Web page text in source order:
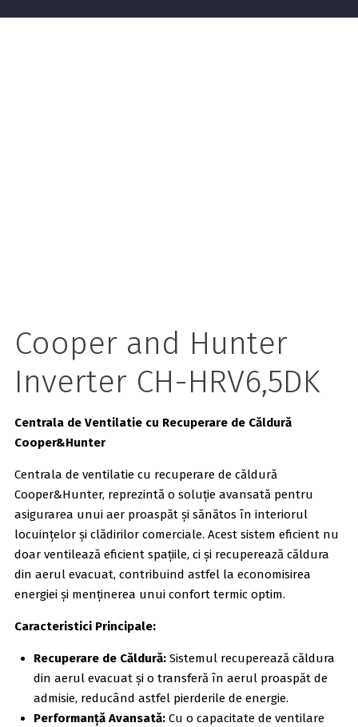
Cooper and Hunter
Inverter CH-HRV6,5DK
Centrala de Ventilatie cu Recuperare de Căldură
Cooper&Hunter
Centrala de ventilatie cu recuperare de căldură
Cooper&Hunter, reprezintă o soluție avansată pentru
asigurarea unui aer proaspăt și sănătos în interiorul
locuințelor și clădirilor comerciale. Acest sistem eficient nu
doar ventilează eficient spațiile, ci și recuperează căldura
din aerul evacuat, contribuind astfel la economisirea
energiei și menținerea unui confort termic optim.
Caracteristici Principale:
Recuperare de Căldură:Sistemul recuperează căldura
din aerul evacuat și o transferă în aerul proaspăt de
admisie, reducând astfel pierderile de energie.
Performanță Avansată:Cu o capacitate de ventilare